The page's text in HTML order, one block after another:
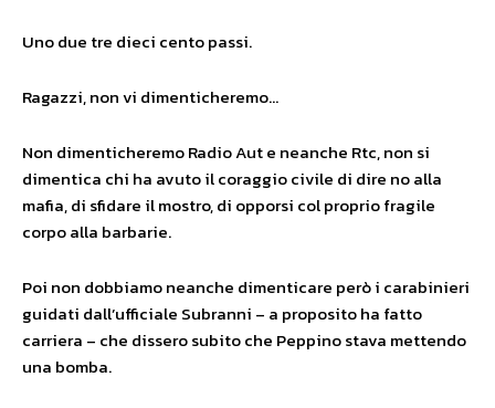
Uno due tre dieci cento passi.
Ragazzi, non vi dimenticheremo…
Non dimenticheremo Radio Aut e neanche Rtc, non si
dimentica chi ha avuto il coraggio civile di dire no alla
mafia, di sfidare il mostro, di opporsi col proprio fragile
corpo alla barbarie.
Poi non dobbiamo neanche dimenticare però i carabinieri
guidati dall’ufficiale Subranni – a proposito ha fatto
carriera – che dissero subito che Peppino stava mettendo
una bomba.